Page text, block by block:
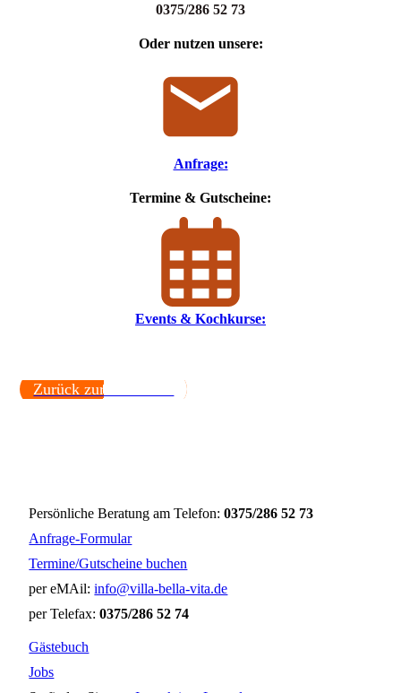
0375/286 52 73
Oder nutzen unsere:
Anfrage:
Termine & Gutscheine:
Events & Kochkurse:
Zurück zur Startseite.
Persönliche Beratung am Telefon:0375/286 52 73
Anfrage-Formular
Termine/Gutscheine buchen
per eMAil:info@villa-bella-vita.de
per Telefax:0375/286 52 74
Gästebuch
Jobs